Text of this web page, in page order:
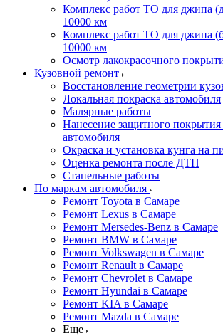
Комплекс работ ТО для джипа
10000 км
Комплекс работ ТО для джипа
10000 км
Осмотр лакокрасочного
Кузовной ремонт
Восстановление геометрии
Локальная покраска автомобиля
Малярные работы
Нанесение защитного покрытия
автомобиля
Окраска и установка кунга на
Оценка ремонта после ДТП
Стапельные работы
По маркам автомобиля
Ремонт Toyota в Самаре
Ремонт Lexus в Самаре
Ремонт Mersedes-Benz в Самаре
Ремонт BMW в Самаре
Ремонт Volkswagen в Самаре
Ремонт Renault в Самаре
Ремонт Chevrolet в Самаре
Ремонт Hyundai в Самаре
Ремонт KIA в Самаре
Ремонт Mazda в Самаре
Еще